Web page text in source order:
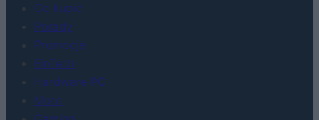
Co kupić
Porady
Promocje
FinTech
Hardware PC
Moto